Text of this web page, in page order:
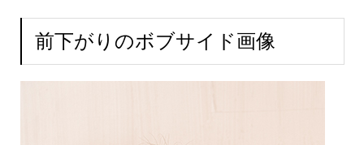
前下がりのボブサイド画像